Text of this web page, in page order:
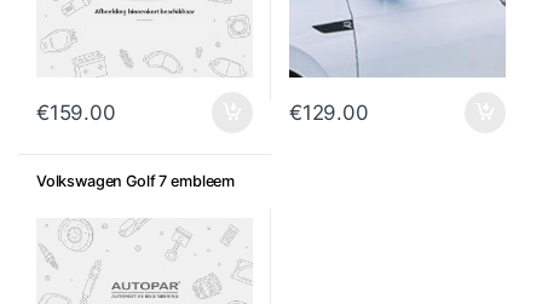
€159.00 €129.00
Volkswagen Golf 7 embleem